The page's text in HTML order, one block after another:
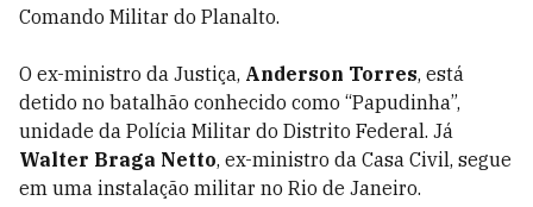
Comando Militar do Planalto.
O ex-ministro da Justiça, Anderson Torres, está
detido no batalhão conhecido como “Papudinha”,
unidade da Polícia Militar do Distrito Federal. Já
Walter Braga Netto, ex-ministro da Casa Civil, segue
em uma instalação militar no Rio de Janeiro.